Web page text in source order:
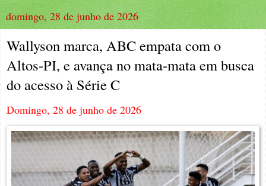
domingo, 28 de junho de 2026
Wallyson marca, ABC empata com o
Altos-PI, e avança no mata-mata em busca
do acesso à Série C
Domingo, 28 de junho de 2026